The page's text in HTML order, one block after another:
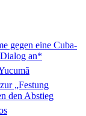
gegen eine Cuba-
an*
„Festung
den Abstieg